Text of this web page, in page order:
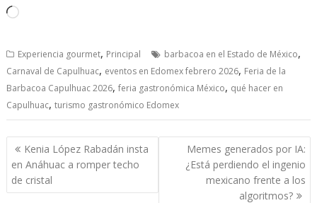
Cargando...
Experiencia gourmet, Principal barbacoa en el Estado de México,
Carnaval de Capulhuac, eventos en Edomex febrero 2026, Feria de la
Barbacoa Capulhuac 2026,feria gastronómica México, qué hacer en
Capulhuac,turismo gastronómico Edomex
Navegación
de
entradas
Kenia López Rabadán insta
en Anáhuac a romper techo
de cristal
Memes generados por IA:
¿Está perdiendo el ingenio
mexicano frente a los
algoritmos?